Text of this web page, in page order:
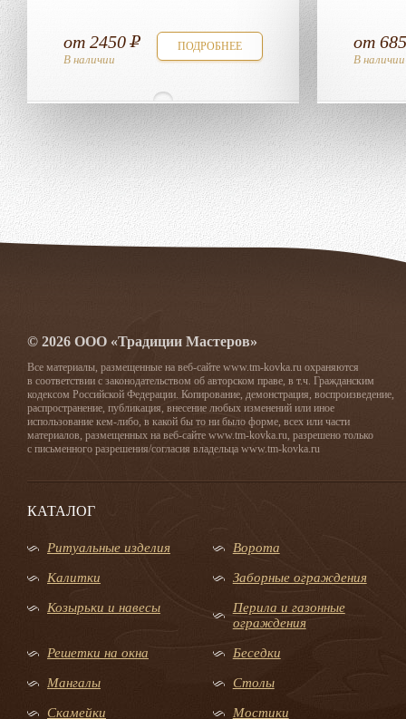
от 2450
В наличии
ПОДРОБНЕЕ от
В наличии
© 2026 ООО «Традиции Мастеров»
Все материалы, размещенные на веб-сайте www.tm-kovka.ru охраняются
в соответствии с законодательством об авторском праве, в т.ч. Гражданским
кодексом Российской Федерации. Копирование, демонстрация, воспроизведение,
распространение, публикация, внесение любых изменений или иное
использование кем-либо, в какой бы то ни было форме, всех или части
материалов, размещенных на веб-сайте www.tm-kovka.ru, разрешено только
с письменного разрешения/согласия владельца www.tm-kovka.ru
КАТАЛОГ
Ритуальные изделия Ворота
Калитки Заборные ограждения
Козырьки и навесы
Перила и газонные
ограждения
Решетки на окна Беседки
Мангалы Столы
Скамейки Мостики